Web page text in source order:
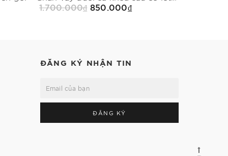
1.700.000₫ 850.000₫
ĐĂNG KÝ NHẬN TIN
ĐĂNG KÝ